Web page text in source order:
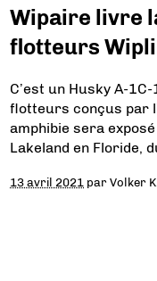
Wipaire livre
flotteurs
C’est un Husky A-
flotteurs conçus par
amphibie sera
Lakeland en Floride,
13 avril 2021 parVolker